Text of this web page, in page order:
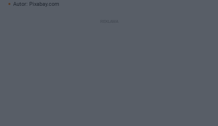
Autor: Pixabay.com